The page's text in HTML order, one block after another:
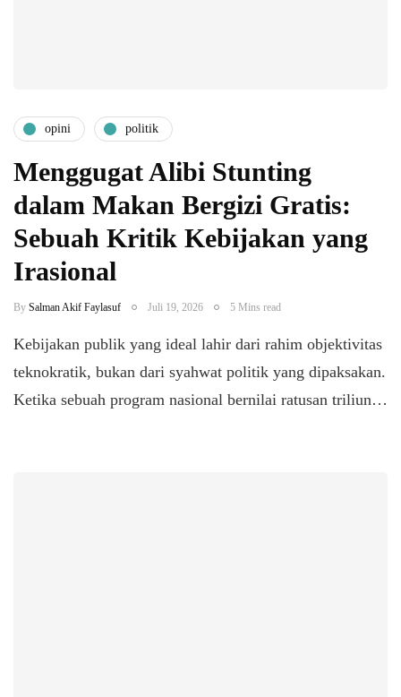
opini politik
Menggugat Alibi Stunting
dalam Makan Bergizi Gratis:
Sebuah Kritik Kebijakan yang
Irasional
By Salman Akif Faylasuf Juli 19, 2026 5 Mins read
Kebijakan publik yang ideal lahir dari rahim objektivitas
teknokratik, bukan dari syahwat politik yang dipaksakan.
Ketika sebuah program nasional bernilai ratusan triliun…